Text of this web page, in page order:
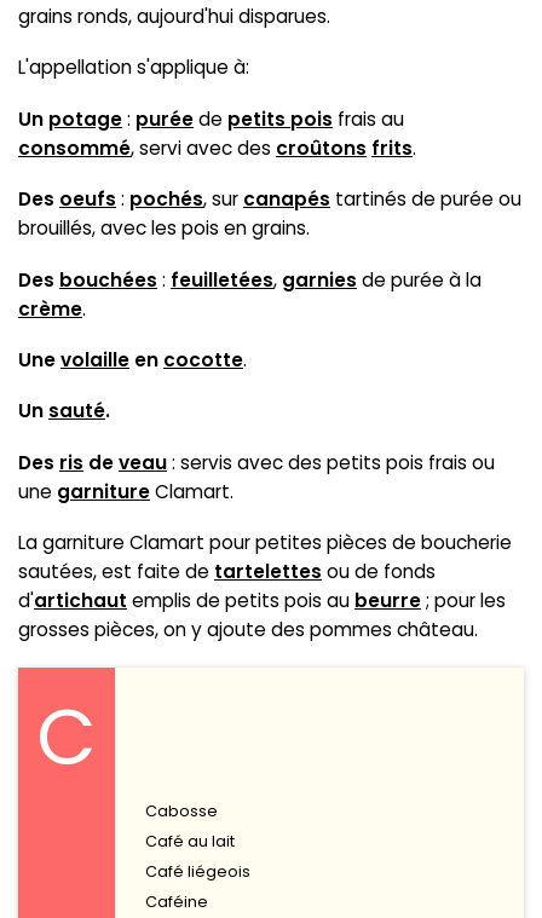
grains ronds, aujourd'hui disparues.
L'appellation s'applique à:
Un potage: puréede petits pois frais au
consommé, servi avec des croûtons frits.
Des oeufs : pochés, sur canapés tartinés de purée ou
brouillés, avec les pois en grains.
Des bouchées : feuilletées, garnies de purée à la
crème.
Unevolaille en cocotte.
Unsauté.
Des ris deveau: servis avec des petits pois frais ou
une garnitureClamart.
La garniture Clamart pour petites pièces de boucherie
sautées, est faite de tartelettes ou de fonds
d'artichaut emplis de petits pois au beurre; pour les
grosses pièces, on y ajoute des pommes château.
C
Cabosse
Café au lait
Café liégeois
Caféine